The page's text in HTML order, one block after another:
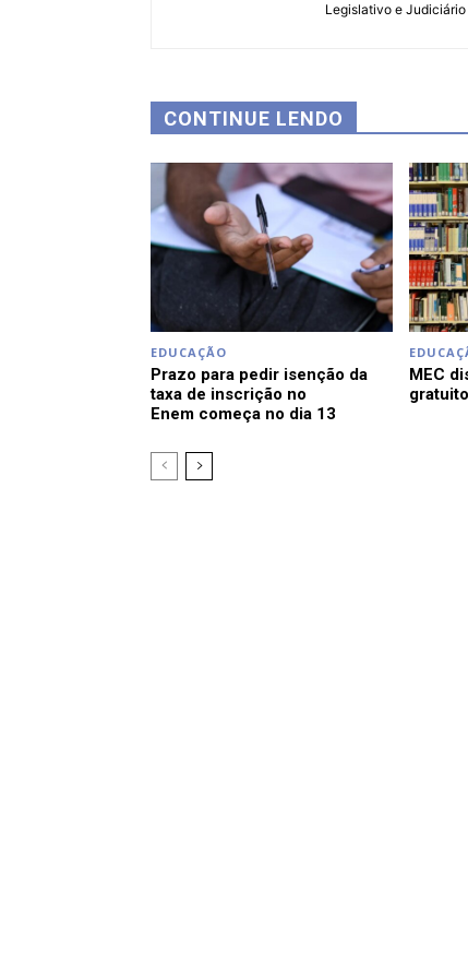
Legislativo e
CONTINUE LENDO
EDUCAÇÃO
Prazo para pedir isenção da
taxa de inscrição no
Enem começa no dia 13
MEC